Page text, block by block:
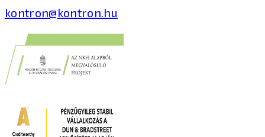
kontron@kontron.hu